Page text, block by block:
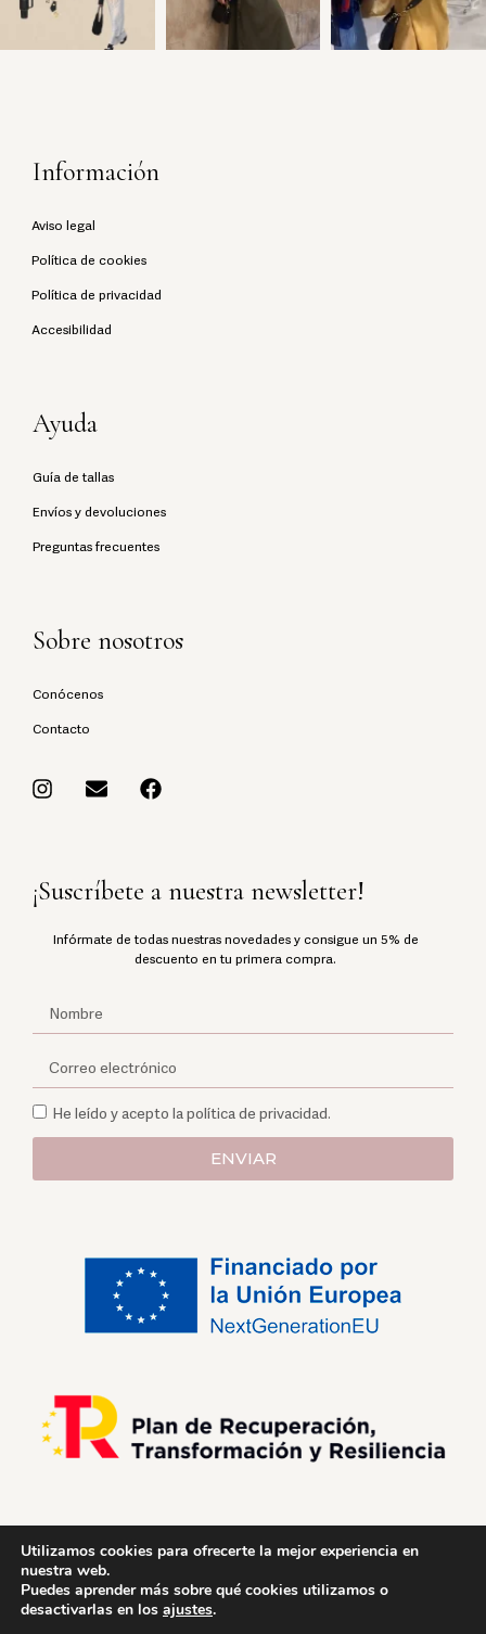
Información
Aviso legal
Política de cookies
Política de privacidad
Accesibilidad
Ayuda
Guía de tallas
Envíos y devoluciones
Preguntas frecuentes
Sobre nosotros
Conócenos
Contacto
¡Suscríbete a nuestra newsletter!
Infórmate de todas nuestras novedades y consigue un 5% de
descuento en tu primera compra.
He leído y acepto la política de privacidad.
ENVIAR
Utilizamos cookies para ofrecerte la mejor experiencia en
nuestra web.
Puedes aprender más sobre qué cookies utilizamos o
desactivarlas en los ajustes.